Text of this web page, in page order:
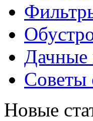
Дачные
Советы
Новые